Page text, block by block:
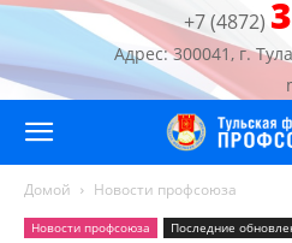
+7 (4872)
Адрес: 300041, г.
Домой Новости профсоюза
Новости профсоюза Последние